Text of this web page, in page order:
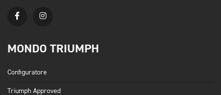
MONDO TRIUMPH
Configuratore
Triumph Approved